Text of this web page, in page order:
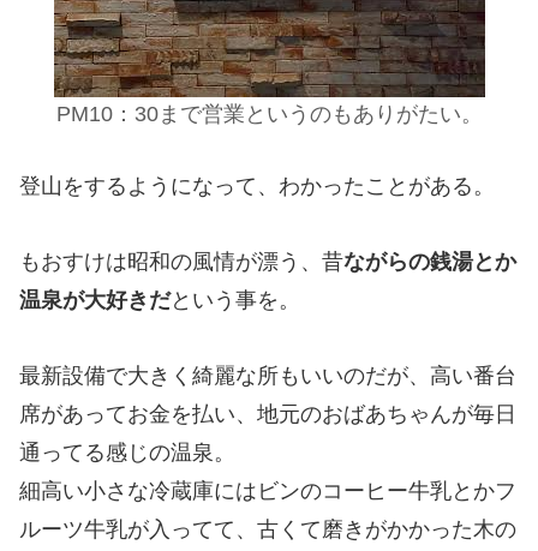
PM10：30まで営業というのもありがたい。
登山をするようになって、わかったことがある。
もおすけは昭和の風情が漂う、昔ながらの銭湯とか
温泉が大好きだという事を。
最新設備で大きく綺麗な所もいいのだが、高い番台
席があってお金を払い、地元のおばあちゃんが毎日
通ってる感じの温泉。
細高い小さな冷蔵庫にはビンのコーヒー牛乳とかフ
ルーツ牛乳が入ってて、古くて磨きがかかった木の